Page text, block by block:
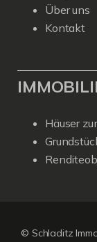
Über uns
Kontakt
Häuser
© Schladitz